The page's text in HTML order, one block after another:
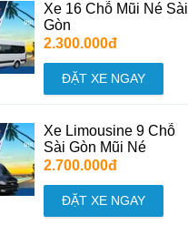
Xe 16 Chỗ Mũi Né Sài
Gòn
2.300.000đ
ĐẶT XE NGAY
Xe Limousine 9 Chỗ
Sài Gòn Mũi Né
2.700.000đ
ĐẶT XE NGAY